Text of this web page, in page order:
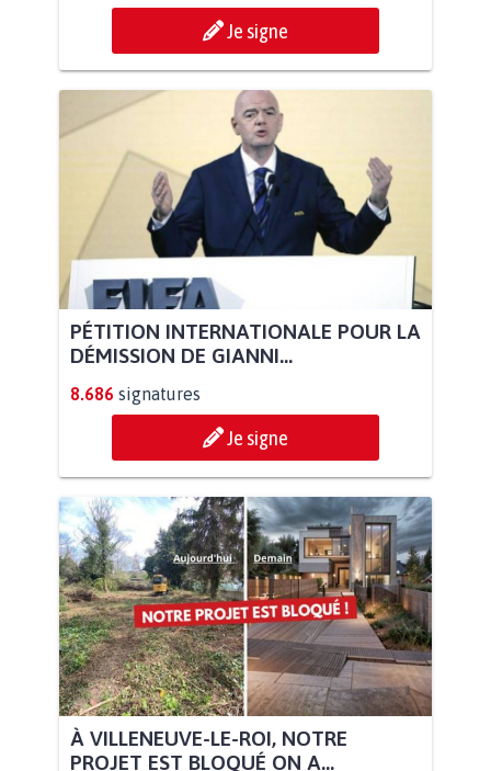
Je signe
PÉTITION INTERNATIONALE POUR LA
DÉMISSION DE GIANNI...
8.686 signatures
Je signe
À VILLENEUVE-LE-ROI, NOTRE
PROJET EST BLOQUÉ ON A...